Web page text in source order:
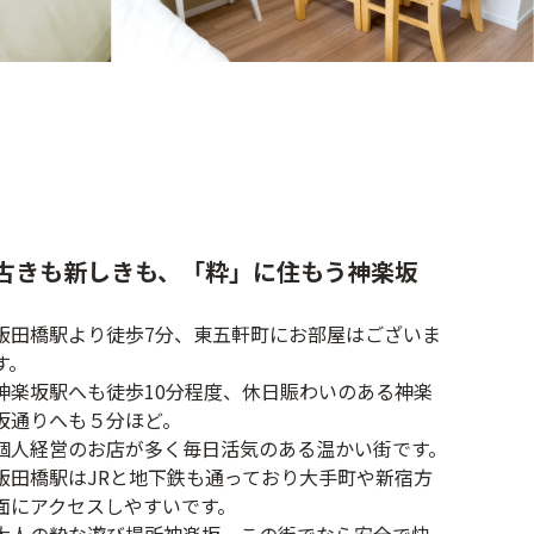
きも新しきも、「粋」に住もう神楽坂
田橋駅より徒歩7分、東五軒町にお部屋はございま
楽坂駅へも徒歩10分程度、休日賑わいのある神楽
通りへも５分ほど。
人経営のお店が多く毎日活気のある温かい街です。
田橋駅はJRと地下鉄も通っており大手町や新宿方
にアクセスしやすいです。